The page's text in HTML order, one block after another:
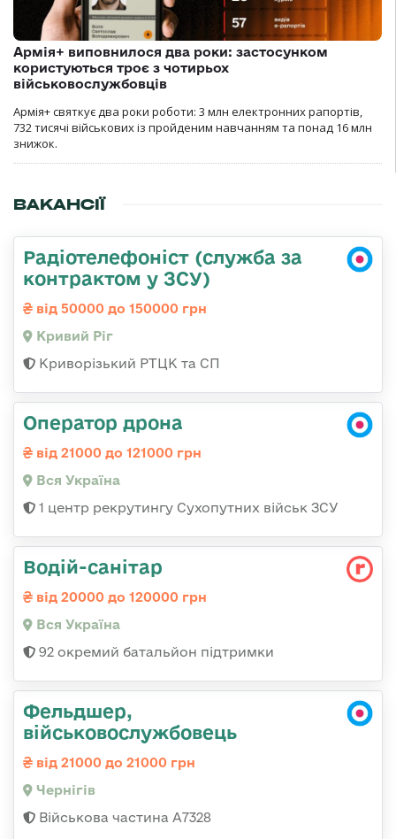
Армія+ виповнилося два роки: застосунком
користуються троє з чотирьох
військовослужбовців
Армія+ святкує два роки роботи: 3 млн електронних рапортів,
732 тисячі військових із пройденим навчанням та понад 16 млн
знижок.
ВАКАНСІЇ
Радіотелефоніст (служба за
контрактом у ЗСУ)
від 50000 до 150000 грн
Кривий Ріг
Криворізький РТЦК та СП
Оператор дрона
від 21000 до 121000 грн
Вся Україна
1 центр рекрутингу Сухопутних військ ЗСУ
Водій-санітар
від 20000 до 120000 грн
Вся Україна
92 окремий батальйон підтримки
Фельдшер,
військовослужбовець
від 21000 до 21000 грн
Чернігів
Військова частина А7328